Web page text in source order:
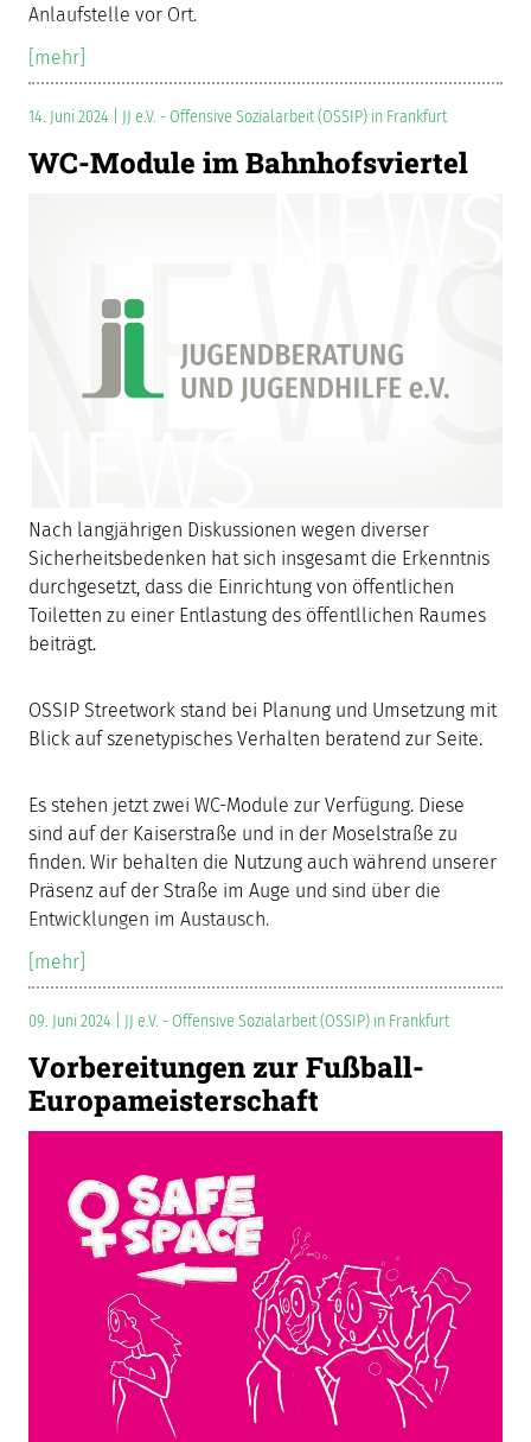
Anlaufstelle vor Ort.
[mehr]
14. Juni 2024 | JJ e.V. - Offensive Sozialarbeit (OSSIP) in Frankfurt
WC-Module im Bahnhofsviertel
Nach langjährigen Diskussionen wegen diverser
Sicherheitsbedenken hat sich insgesamt die Erkenntnis
durchgesetzt, dass die Einrichtung von öffentlichen
Toiletten zu einer Entlastung des öffentllichen Raumes
beiträgt.
OSSIP Streetwork stand bei Planung und Umsetzung mit
Blick auf szenetypisches Verhalten beratend zur Seite.
Es stehen jetzt zwei WC-Module zur Verfügung. Diese
sind auf der Kaiserstraße und in der Moselstraße zu
finden. Wir behalten die Nutzung auch während unserer
Präsenz auf der Straße im Auge und sind über die
Entwicklungen im Austausch.
[mehr]
09. Juni 2024 | JJ e.V. - Offensive Sozialarbeit (OSSIP) in Frankfurt
Vorbereitungen zur Fußball-
Europameisterschaft